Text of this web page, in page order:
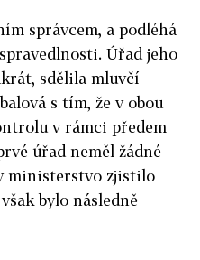
správcem, a podléhá
Úřad jeho
sdělila mluvčí
s tím, že v obou
v rámci předem
úřad neměl žádné
ministerstvo zjistilo
bylo následně